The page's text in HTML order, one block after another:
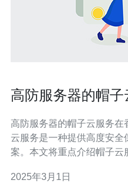
高防服务器的帽
高防服务器的帽子云服务在香港的优势
云服务是一种提供高度安
案。本文将重点介绍帽子云
联网枢纽，拥有优越的地理
2025年3月1日